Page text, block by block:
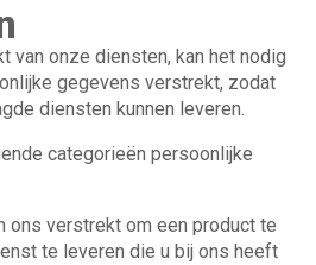
van onze diensten, kan het nodig
gegevens verstrekt, zodat
diensten kunnen leveren.
categorieën persoonlijke
ons verstrekt om een product te
te leveren die u bij ons heeft